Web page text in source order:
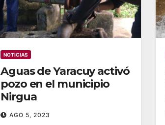
NOTICIAS
Aguas de Yaracuy activó
pozo en el municipio
Nirgua
AGO 5, 2023